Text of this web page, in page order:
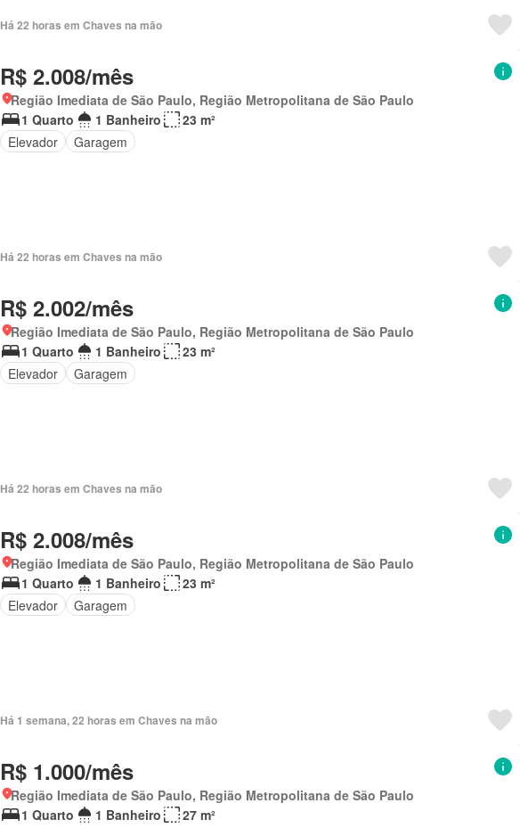
Há 22 horas em Chaves na mão
R$ 2.008/mês
Região Imediata de São Paulo, Região Metropolitana de São Paulo
1 Quarto
1 Banheiro
23 m²
Elevador
Garagem
Há 22 horas em Chaves na mão
R$ 2.002/mês
Região Imediata de São Paulo, Região Metropolitana de São Paulo
1 Quarto
1 Banheiro
23 m²
Elevador
Garagem
Há 22 horas em Chaves na mão
R$ 2.008/mês
Região Imediata de São Paulo, Região Metropolitana de São Paulo
1 Quarto
1 Banheiro
23 m²
Elevador
Garagem
Há 1 semana, 22 horas em Chaves na mão
R$ 1.000/mês
Região Imediata de São Paulo, Região Metropolitana de São Paulo
1 Quarto
1 Banheiro 27 m²